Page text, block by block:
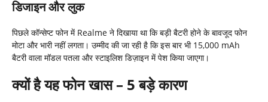
डिजाइन और लुक
पिछले कॉन्सेप्ट फोन में Realme ने दिखाया था कि बड़ी बैटरी होने के बावजूद फोन
मोटा और भारी नहीं लगता। उम्मीद की जा रही है कि इस बार भी 15,000 mAh
बैटरी वाला मॉडल पतला और स्टाइलिश डिज़ाइन में पेश किया जाएगा।
क्यों है यह फोन खास – 5बड़े कारण